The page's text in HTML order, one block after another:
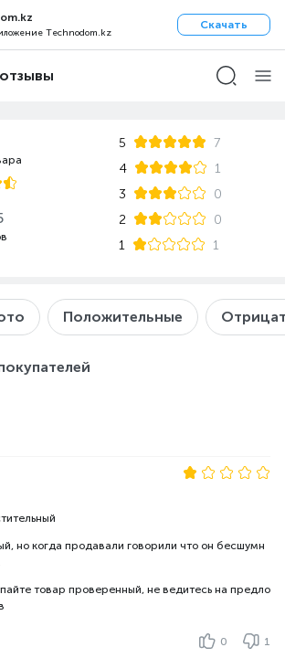
Technodom.kz
Скачать
Положительные
но когда продавали говорили что он бесшумн
товар проверенный, не ведитесь на предло
0 1
5
7
4
1
3
0
2
0
1
1